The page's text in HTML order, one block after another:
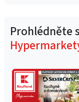
Prohlédněte